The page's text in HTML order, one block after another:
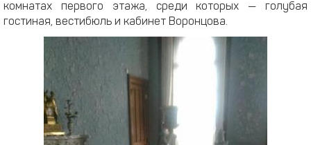
комнатах первого этажа, среди которых — голубая
гостиная, вестибюль и кабинет Воронцова.